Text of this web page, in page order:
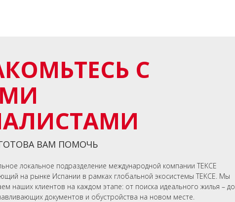
С
ВАМ ПОМОЧЬ
локальное подразделение международной компании TEKCE
на рынке Испании в рамках глобальной экосистемы TEKCE. Мы
наших клиентов на каждом этапе: от поиска идеального жилья – до
документов и обустройства на новом месте.